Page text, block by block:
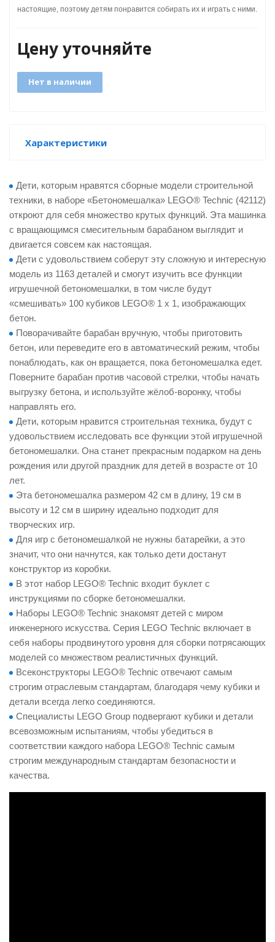
настоящие, поэтому детям понравится собирать их и играть с ними.
Цену уточняйте
Нет в наличии
Характеристики
Дети, которым нравятся сборные модели строительной
техники, в наборе «Бетономешалка» LEGO® Technic (42112)
откроют для себя множество крутых функций. Эта машинка
с вращающимся смесительным барабаном выглядит и
двигается совсем как настоящая.
Дети с удовольствием соберут эту сложную и интересную
модель из 1163 деталей и смогут изучить все функции
игрушечной бетономешалки, в том числе будут
«смешивать» 100 кубиков LEGO® 1 x 1, изображающих
бетон.
Поворачивайте барабан вручную, чтобы приготовить
бетон, или переведите его в автоматический режим, чтобы
понаблюдать, как он вращается, пока бетономешалка едет.
Поверните барабан против часовой стрелки, чтобы начать
выгрузку бетона, и используйте жёлоб-воронку, чтобы
направлять его.
Дети, которым нравится строительная техника, будут с
удовольствием исследовать все функции этой игрушечной
бетономешалки. Она станет прекрасным подарком на день
рождения или другой праздник для детей в возрасте от 10
лет.
Эта бетономешалка размером 42 см в длину, 19 см в
высоту и 12 см в ширину идеально подходит для
творческих игр.
Для игр с бетономешалкой не нужны батарейки, а это
значит, что они начнутся, как только дети достанут
конструктор из коробки.
В этот набор LEGO® Technic входит буклет с
инструкциями по сборке бетономешалки.
Наборы LEGO® Technic знакомят детей с миром
инженерного искусства. Серия LEGO Technic включает в
себя наборы продвинутого уровня для сборки потрясающих
моделей со множеством реалистичных функций.
Всеконструкторы LEGO® Technic отвечают самым
строгим отраслевым стандартам, благодаря чему кубики и
детали всегда легко соединяются.
Специалисты LEGO Group подвергают кубики и детали
всевозможным испытаниям, чтобы убедиться в
соответствии каждого набора LEGO® Technic самым
строгим международным стандартам безопасности и
качества.